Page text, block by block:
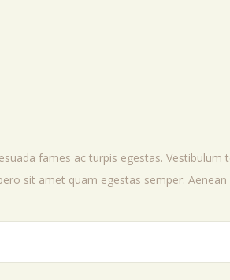
fames ac turpis egestas. Vestibulum
sit amet quam egestas semper. Aenean